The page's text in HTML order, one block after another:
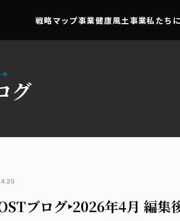
戦略マップ事業健康風土事業私たち
グ
ブログ‣2026年4月 編